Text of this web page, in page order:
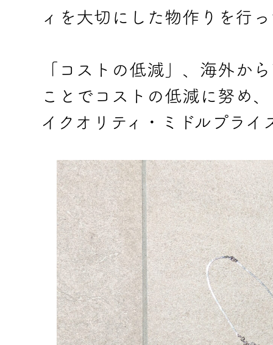
ィを大切にした物作りを行
「コストの低減」、海外か
ことでコストの低減に努め
イクオリティ・ミドルプライ